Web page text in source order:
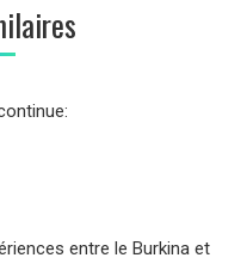
entre le Burkina et